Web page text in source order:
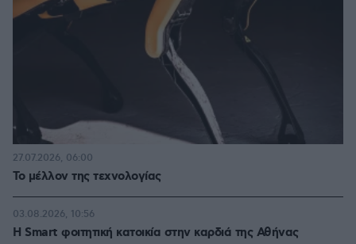
Το μέλλον της τεχνολογίας
27.07.2026, 06:00
Η Smart φοιτητική κατοικία στην καρδιά της Αθήνας
03.08.2026, 10:56